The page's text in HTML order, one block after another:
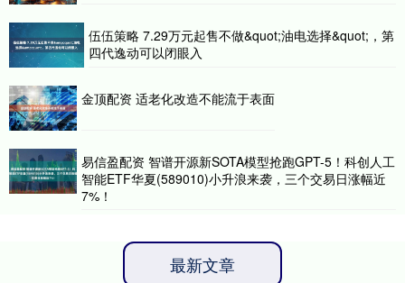
伍伍策略 7.29万元起售不做&quot;油电选择&quot;，第
四代逸动可以闭眼入
金顶配资 适老化改造不能流于表面
易信盈配资 智谱开源新SOTA模型抢跑GPT-5！科创人工
智能ETF华夏(589010)小升浪来袭，三个交易日涨幅近
7%！
最新文章